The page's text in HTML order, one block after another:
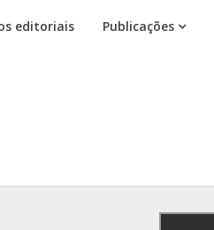
editoriais Publicações